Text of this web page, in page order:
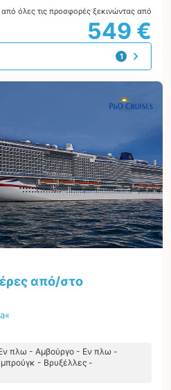
όλες τις προσφορές ξεκινώντας από
549 €
1
προσφορά
από/στο
πλω - Αμβούργο - Εν πλω -
- Βρυξέλλες -